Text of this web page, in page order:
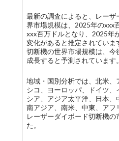
最新の調査によると、レー
界市場規模は、2025年のxxx
xxx百万ドルとなり、2025年
変化があると推定されていま
切断機の世界市場規模は、
成長すると予測されています。
地域・国別分析では、北米、
シコ、ヨーロッパ、ドイツ、
シア、アジア太平洋、日本
南アジア、南米、中東、アフ
レーザーダイボード切断機の
た。